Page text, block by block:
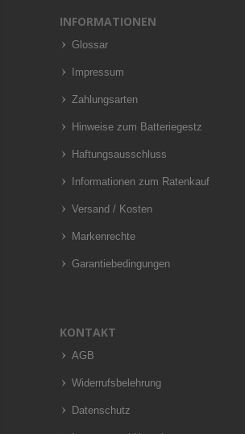
INFORMATIONEN
Glossar
Impressum
Zahlungsarten
Hinweise zum Batteriegestz
Haftungsausschluss
Informationen zum Ratenkauf
Versand / Kosten
Markenrechte
Garantiebedingungen
KONTAKT
AGB
Widerrufsbelehrung
Datenschutz